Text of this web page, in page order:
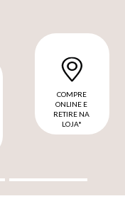
COMPRE
ONLINE E
RETIRE NA
LOJA*